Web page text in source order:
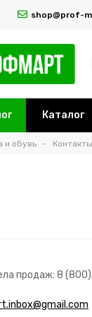
shop@prof-
Каталог
и обувь Контакты
продаж: 8